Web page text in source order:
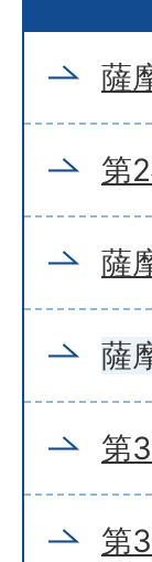
薩
第
薩
薩
第
第